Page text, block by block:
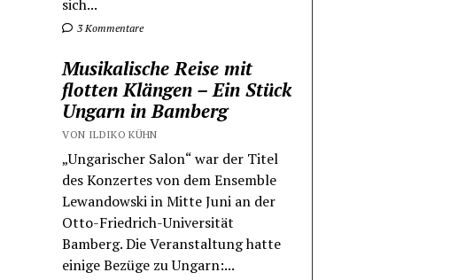
sich...
3 Kommentare
Musikalische Reise mit
flotten Klängen – Ein Stück
Ungarn in Bamberg
VON ILDIKO KÜHN
„Ungarischer Salon“ war der Titel
des Konzertes von dem Ensemble
Lewandowski in Mitte Juni an der
Otto-Friedrich-Universität
Bamberg. Die Veranstaltung hatte
einige Bezüge zu Ungarn:...